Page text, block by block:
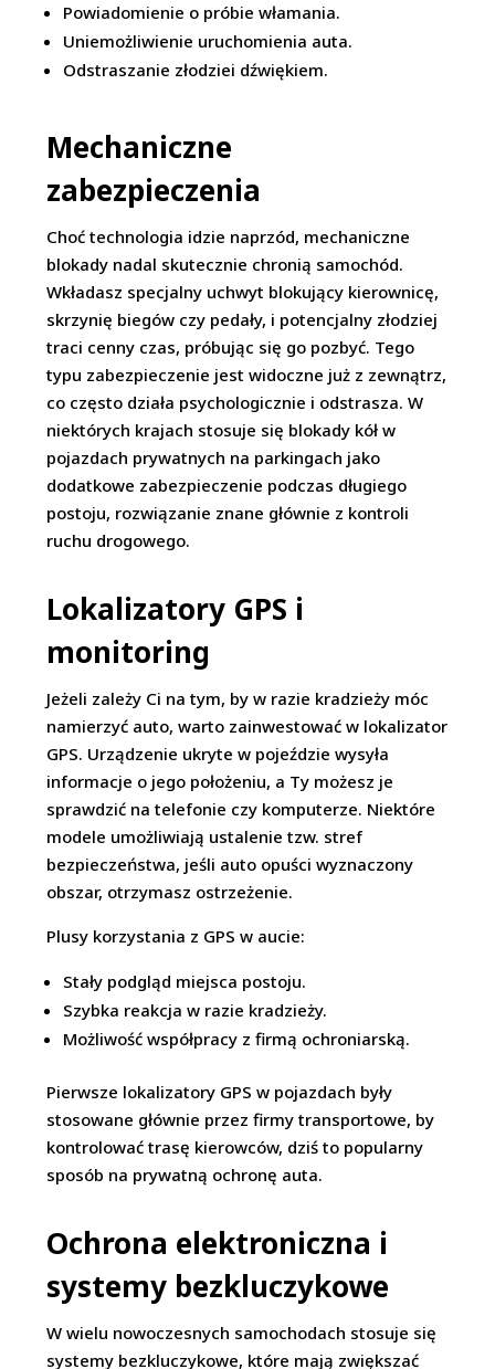
Powiadomienie o próbie włamania.
Uniemożliwienie uruchomienia auta.
Odstraszanie złodziei dźwiękiem.
Mechaniczne
zabezpieczenia
Choć technologia idzie naprzód, mechaniczne
blokady nadal skutecznie chronią samochód.
Wkładasz specjalny uchwyt blokujący kierownicę,
skrzynię biegów czy pedały, i potencjalny złodziej
traci cenny czas, próbując się go pozbyć. Tego
typu zabezpieczenie jest widoczne już z zewnątrz,
co często działa psychologicznie i odstrasza. W
niektórych krajach stosuje się blokady kół w
pojazdach prywatnych na parkingach jako
dodatkowe zabezpieczenie podczas długiego
postoju, rozwiązanie znane głównie z kontroli
ruchu drogowego.
Lokalizatory GPS i
monitoring
Jeżeli zależy Ci na tym, by w razie kradzieży móc
namierzyć auto, warto zainwestować w lokalizator
GPS. Urządzenie ukryte w pojeździe wysyła
informacje o jego położeniu, a Ty możesz je
sprawdzić na telefonie czy komputerze. Niektóre
modele umożliwiają ustalenie tzw. stref
bezpieczeństwa, jeśli auto opuści wyznaczony
obszar, otrzymasz ostrzeżenie.
Plusy korzystania z GPS w aucie:
Stały podgląd miejsca postoju.
Szybka reakcja w razie kradzieży.
Możliwość współpracy z firmą ochroniarską.
Pierwsze lokalizatory GPS w pojazdach były
stosowane głównie przez firmy transportowe, by
kontrolować trasę kierowców, dziś to popularny
sposób na prywatną ochronę auta.
Ochrona elektroniczna i
systemy bezkluczykowe
W wielu nowoczesnych samochodach stosuje się
systemy bezkluczykowe, które mają zwiększać